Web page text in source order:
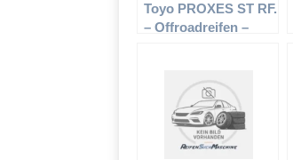
Toyo PROXES ST RF.
– Offroadreifen –